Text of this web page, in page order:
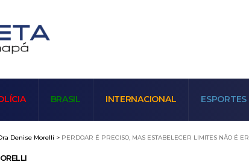
BRASIL INTERNACIONAL ESPORTES
Denise Morelli > PERDOAR É PRECISO, MAS ESTABELECER LIMITES NÃO É